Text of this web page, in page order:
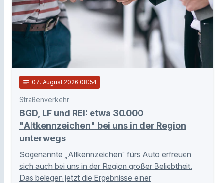
notes 07. August 2026 08:54
Straßenverkehr
BGD, LF und REI: etwa 30.000
"Altkennzeichen" bei uns in der Region
unterwegs
Sogenannte „Altkennzeichen“ fürs Auto erfreuen
sich auch bei uns in der Region großer Beliebtheit.
Das belegen jetzt die Ergebnisse einer